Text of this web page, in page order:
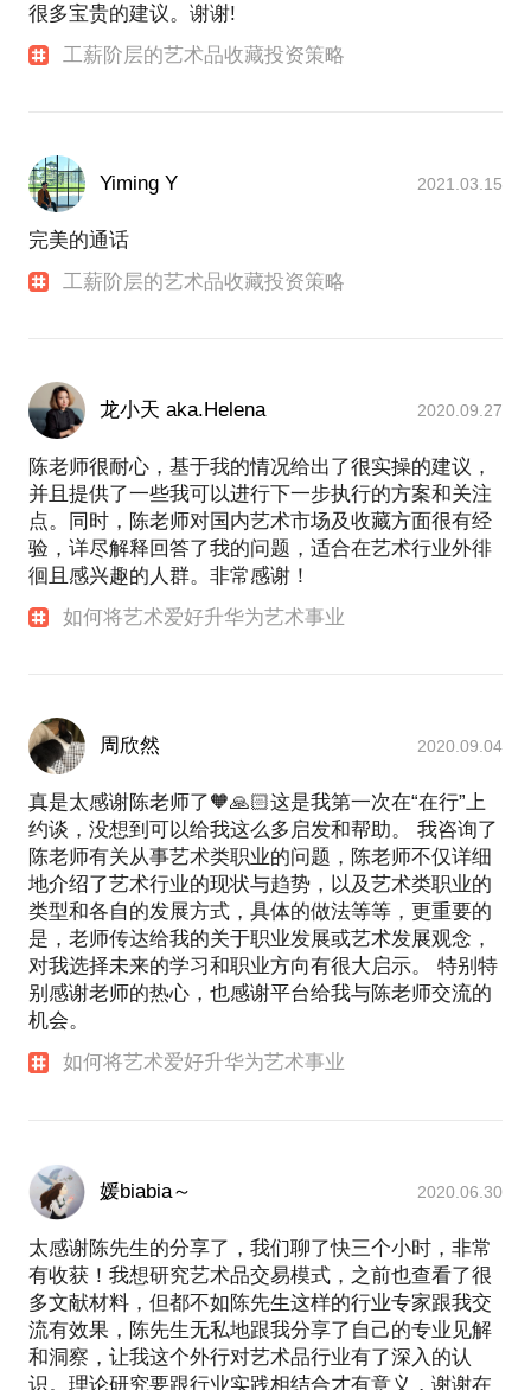
很多宝贵的建议。谢谢!
工薪阶层的艺术品收藏投资策略
Yiming Y 2021.03.15
完美的通话
工薪阶层的艺术品收藏投资策略
龙小天 aka.Helena 2020.09.27
陈老师很耐心，基于我的情况给出了很实操的建议，
并且提供了一些我可以进行下一步执行的方案和关注
点。同时，陈老师对国内艺术市场及收藏方面很有经
验，详尽解释回答了我的问题，适合在艺术行业外徘
徊且感兴趣的人群。非常感谢！
如何将艺术爱好升华为艺术事业
周欣然 2020.09.04
真是太感谢陈老师了🧡🙏🏻这是我第一次在“在行”上
约谈，没想到可以给我这么多启发和帮助。 我咨询了
陈老师有关从事艺术类职业的问题，陈老师不仅详细
地介绍了艺术行业的现状与趋势，以及艺术类职业的
类型和各自的发展方式，具体的做法等等，更重要的
是，老师传达给我的关于职业发展或艺术发展观念，
对我选择未来的学习和职业方向有很大启示。 特别特
别感谢老师的热心，也感谢平台给我与陈老师交流的
机会。
如何将艺术爱好升华为艺术事业
媛biabia～ 2020.06.30
太感谢陈先生的分享了，我们聊了快三个小时，非常
有收获！我想研究艺术品交易模式，之前也查看了很
多文献材料，但都不如陈先生这样的行业专家跟我交
流有效果，陈先生无私地跟我分享了自己的专业见解
和洞察，让我这个外行对艺术品行业有了深入的认
识。理论研究要跟行业实践相结合才有意义，谢谢在